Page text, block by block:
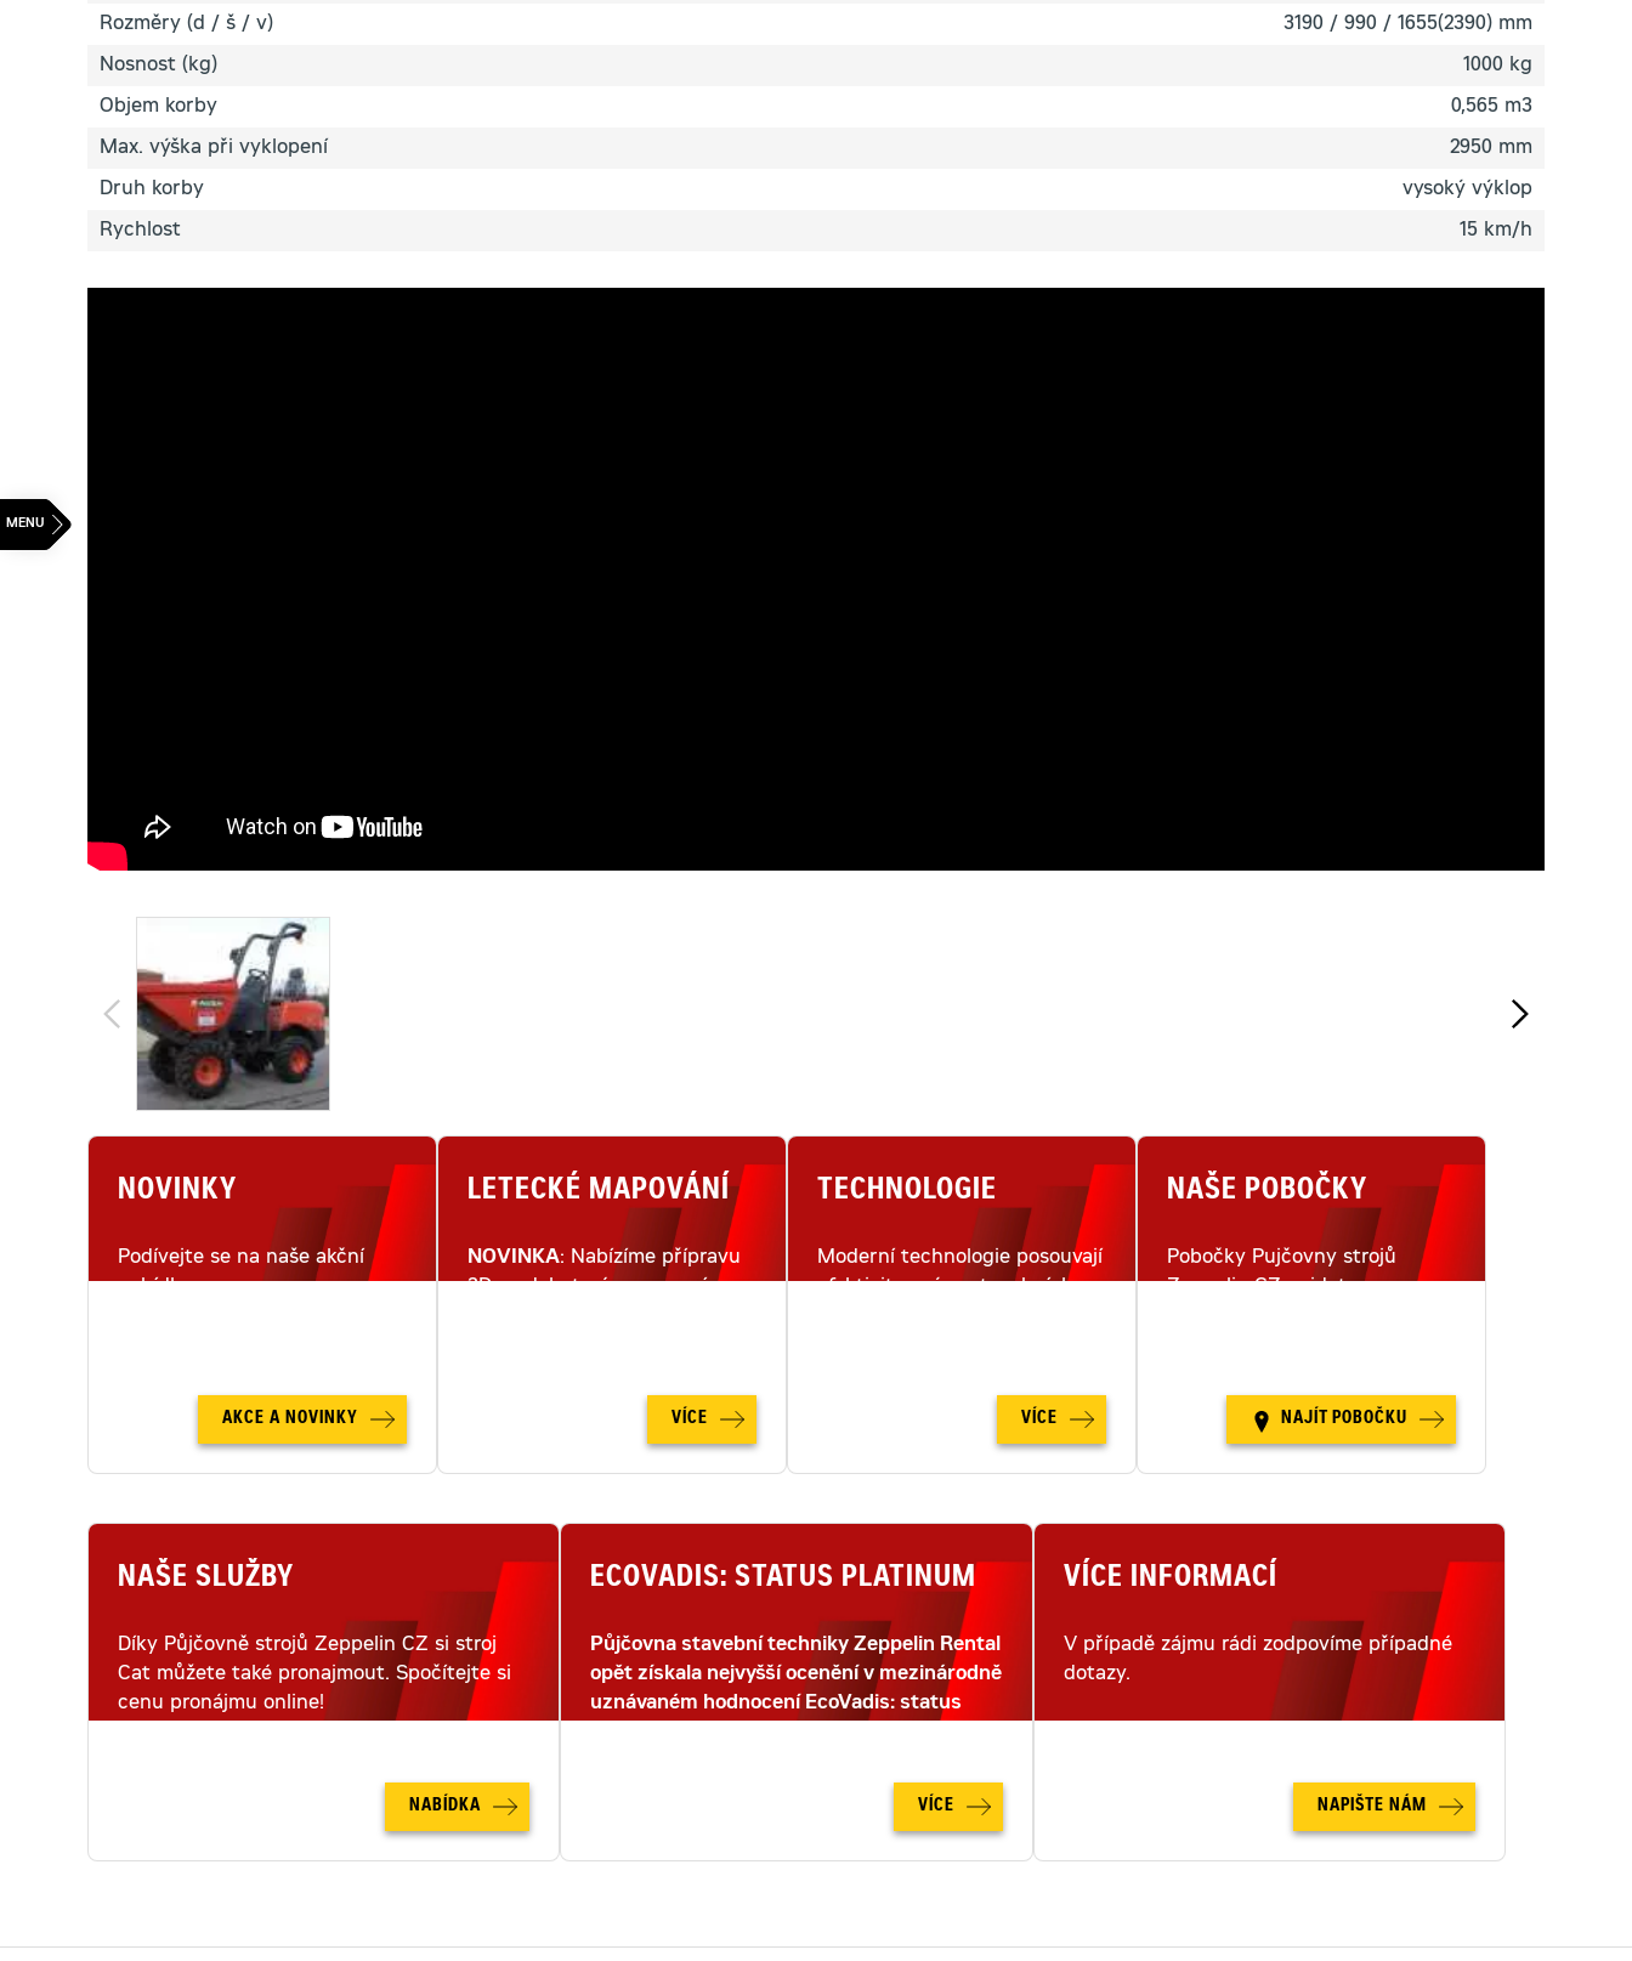
Rozměry (d / š / v) 3190 / 990 / 1655(2390) mm
Nosnost (kg) 1000 kg
Objem korby 0,565 m3
Max. výška při vyklopení 2950 mm
Druh korby vysoký výklop
Rychlost 15 km/h
NOVINKY
Podívejte se na naše akční
nabídky.
AKCE A NOVINKY
LETECKÉ MAPOVÁNÍ
NOVINKA: Nabízíme přípravu
3D modelu terénu pomocí
VÍCE
TECHNOLOGIE
Moderní technologie posouvají
efektivitu práce stavebních
VÍCE
NAŠE POBOČKY
Pobočky Pujčovny strojů
Zeppelin CZ najdete na
NAJÍT POBOČKU
NAŠE SLUŽBY
Díky Půjčovně strojů Zeppelin CZ si stroj
Cat můžete také pronajmout. Spočítejte si
cenu pronájmu online!
NABÍDKA
ECOVADIS: STATUS PLATINUM
Půjčovna stavební techniky Zeppelin Rental
opět získala nejvyšší ocenění v mezinárodně
uznávaném hodnocení EcoVadis: status
VÍCE
VÍCE INFORMACÍ
V případě zájmu rádi zodpovíme případné
dotazy.
NAPIŠTE NÁM